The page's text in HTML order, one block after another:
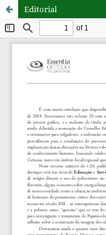
Editorial